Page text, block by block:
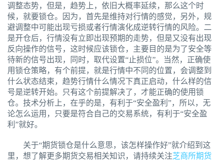
调整态势，但是，趋势上，依旧大概率延续，那么这个时
候，就要锁仓。因为，首先是维持对行情的感觉，另外，规
避调整中可能出现亏损或者行情演化成逆转行情的风险。二
是开仓后，行情没有立即出现预期的走势，但是又没有出现
反向操作的信号，这时候应该锁仓，主要目的是为了安全等
待新的信号出现，同时，取代设置“止损位”。当然，正确使
用锁仓策略，有个前提，就是行情中不同的位置，会调整到
什么状态结束，趋势行情什么情况下真正启动，什么样的信
号是逆转开始。只有这个前提解决了，才能正确的使用锁
仓。技术分析上，在乎的是，有利于“安全盈利”，所以，无
论怎么运用，只要是符合自己的交易系统，有利于“安全盈
利”就好。
关于“期货锁仓是什么意思，该怎样操作好”就介绍到这
里，想了解更多期货交易相关知识，请持续关注芝商所期货